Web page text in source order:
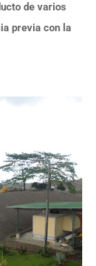
de varios
previa con la